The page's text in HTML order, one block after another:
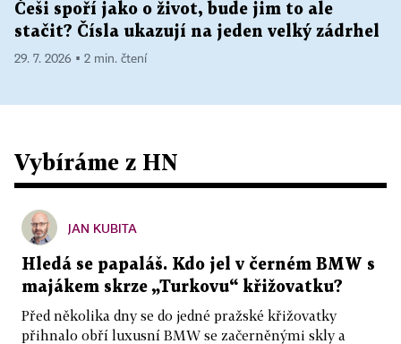
Češi spoří jako o život, bude jim to ale
stačit? Čísla ukazují na jeden velký zádrhel
29. 7. 2026 ▪ 2 min. čtení
Vybíráme z HN
JAN KUBITA
Hledá se papaláš. Kdo jel v černém BMW s
majákem skrze „Turkovu“ křižovatku?
Před několika dny se do jedné pražské křižovatky
přihnalo obří luxusní BMW se začerněnými skly a